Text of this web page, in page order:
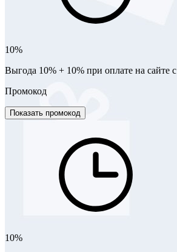
10%
Выгода 10% + 10% при оплате на сайте
Промокод
Показать промокод
10%